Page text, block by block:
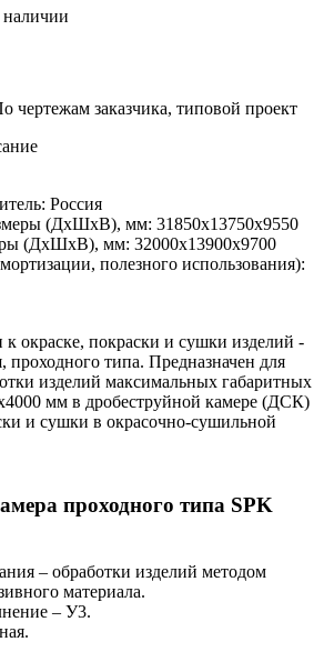
наличии
чертежам заказчика, типовой проект
Россия
(ДхШхВ), мм: 31850x13750x9550
(ДхШхВ), мм: 32000x13900x9700
полезного использования):
окраске, покраски и сушки изделий -
проходного типа. Предназначен для
изделий максимальных габаритных
мм в дробеструйной камере (ДСК)
и сушки в окрасочно-сушильной
проходного типа SPK
– обработки изделий методом
материала.
– У3.